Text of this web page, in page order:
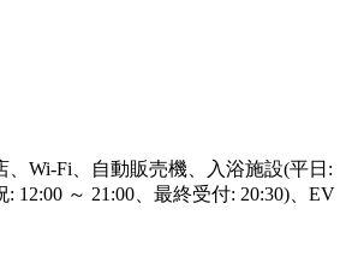
、Wi-Fi、自動販売機、入浴施設(平日:
: 12:00 ～ 21:00、最終受付: 20:30)、EV